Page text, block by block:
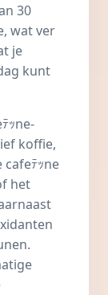
30
wat ver
je
kunt
ｯne-
koffie,
ﾃｯne
het